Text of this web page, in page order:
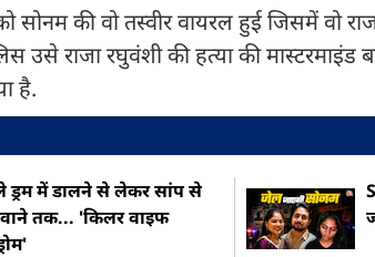
की वो तस्वीर वायरल हुई जिसमें वो
राजा रघुवंशी की हत्या की मास्टरमाइंड
है.
ड्रम में डालने से लेकर सांप से
तक... 'किलर वाइफ